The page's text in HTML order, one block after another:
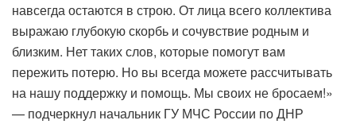
навсегда остаются в строю. От лица всего коллектива
выражаю глубокую скорбь и сочувствие родным и
близким. Нет таких слов, которые помогут вам
пережить потерю. Но вы всегда можете рассчитывать
на нашу поддержку и помощь. Мы своих не бросаем!»
— подчеркнул начальник ГУ МЧС России по ДНР